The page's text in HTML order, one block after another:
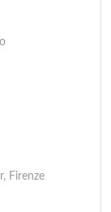
Firenze